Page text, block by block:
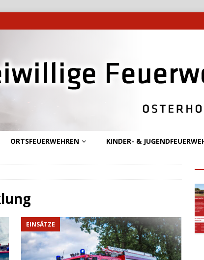
ORTSFEUERWEHREN KINDER- &
EINSÄTZE